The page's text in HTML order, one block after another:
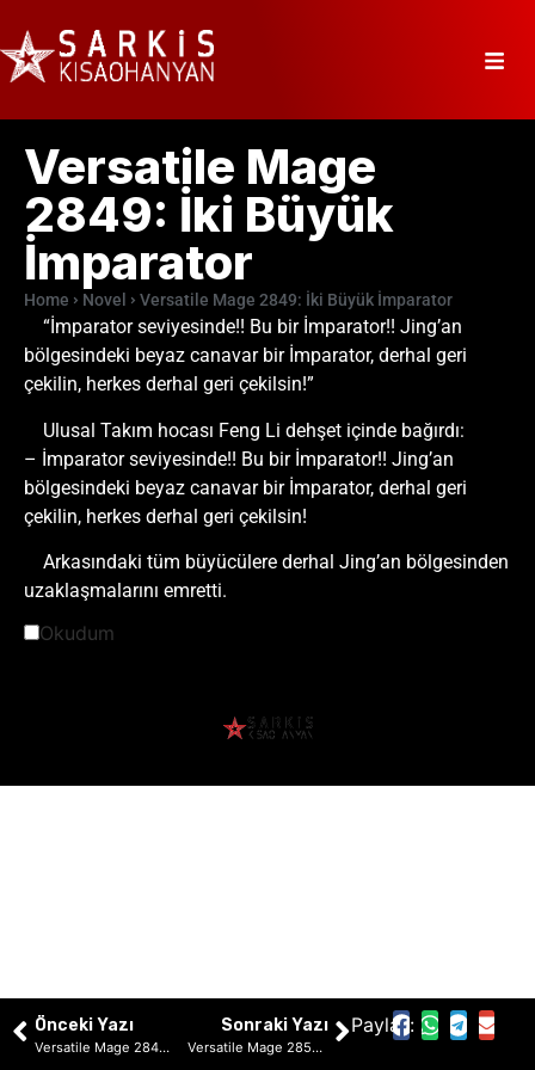
Versatile Mage
2849: İki Büyük
İmparator
Home Novel Versatile Mage 2849: İki Büyük İmparator
“İmparator seviyesinde!! Bu bir İmparator!! Jing’an
bölgesindeki beyaz canavar bir İmparator, derhal geri
çekilin, herkes derhal geri çekilsin!”
Ulusal Takım hocası Feng Li dehşet içinde bağırdı:
– İmparator seviyesinde!! Bu bir İmparator!! Jing’an
bölgesindeki beyaz canavar bir İmparator, derhal geri
çekilin, herkes derhal geri çekilsin!
Arkasındaki tüm büyücülere derhal Jing’an bölgesinden
uzaklaşmalarını emretti.
Okudum
Önceki Yazı
Versatile Mage 2848: Çin’in Ulusal Kadim Yaratığı
Sonraki Yazı
Versatile Mage 2850: Sihir Harabesi Beyaz Örümcek İmparatoru
Paylaş: